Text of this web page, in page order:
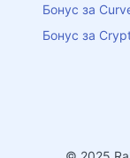
Бонус за
Бонус за